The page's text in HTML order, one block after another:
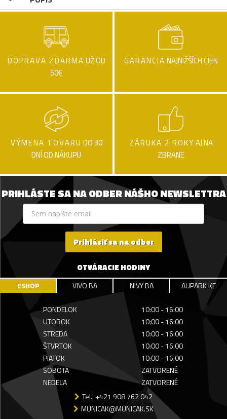
DOPRAVA ZDARMA UŽ OD
50€
GARANCIA NAJNIŽŠÍCH CIEN
VÝMENA TOVARU DO 30
DNÍ OD NÁKUPU
ZÁRUKA 2 ROKY AJ NA
ZBRANE
PRIHLÁSTE SA NA ODBER NÁŠHO NEWSLETTRA
Prihlásiť sa na odber
OTVÁRACIE HODINY
ESHOP VIVO BA NIVY BA AUPARK KE
PONDELOK
10:00 - 16:00
UTOROK
10:00 - 16:00
STREDA
10:00 - 16:00
ŠTVRTOK
10:00 - 16:00
PIATOK
10:00 - 16:00
SOBOTA
ZATVORENÉ
NEDEĽA
ZATVORENÉ
Tel.: +421 908 762 042
MUNICAK@MUNICAK.SK